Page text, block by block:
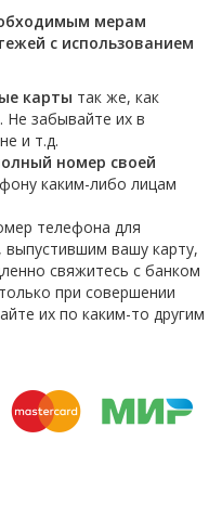
мерам
с использованием
карты так же, как
Не забывайте их в
и т.д.
номер своей
каким-либо лицам
телефона для
выпустившим вашу карту,
свяжитесь с банком
при совершении
их по каким-то другим